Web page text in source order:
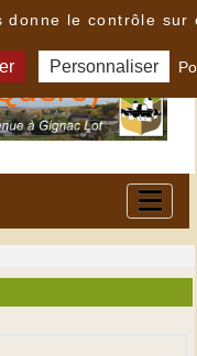
le contrôle sur
Personnaliser